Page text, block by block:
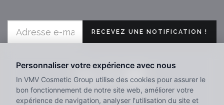
RECEVEZ UNE NOTIFICATION !